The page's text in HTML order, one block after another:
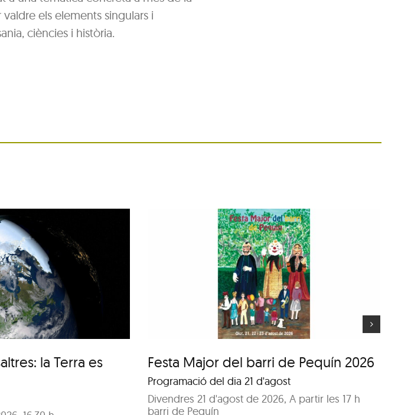
els elements singulars i
ciències i història.
la Terra es
del barri de
2026
Festa Major del barri de Pequín 2026
Programació del dia 21 d'agost
Divendres 21 d'agost de 2026, A partir les 17 h
barri de Pequín
Festa Major del barri de
Pequín 2026